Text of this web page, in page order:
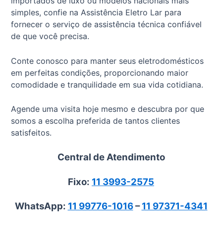
simples, confie na Assistência Eletro Lar para
fornecer o serviço de assistência técnica confiável
de que você precisa.
Conte conosco para manter seus eletrodomésticos
em perfeitas condições, proporcionando maior
comodidade e tranquilidade em sua vida cotidiana.
Agende uma visita hoje mesmo e descubra por que
somos a escolha preferida de tantos clientes
satisfeitos.
Central de Atendimento
Fixo: 11 3993-2575
WhatsApp: 11 99776-1016–11 97371-4341